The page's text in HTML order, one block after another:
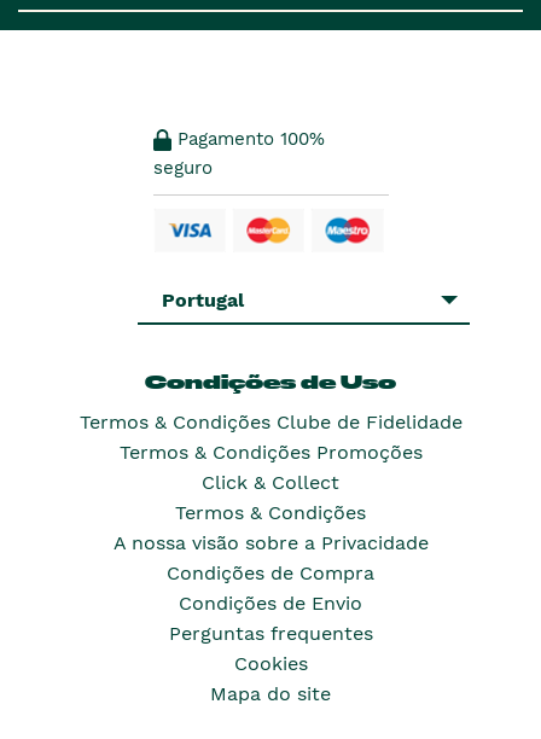
Pagamento 100%
seguro
Portugal
Condições de Uso
Termos & Condições Clube de Fidelidade
Termos & Condições Promoções
Click & Collect
Termos & Condições
A nossa visão sobre a Privacidade
Condições de Compra
Condições de Envio
Perguntas frequentes
Cookies
Mapa do site